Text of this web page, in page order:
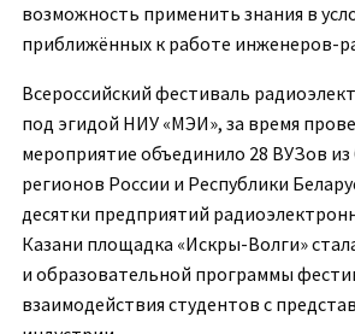
возможность применить знания в
приближённых к работе инженеров-
Всероссийский фестиваль
под эгидой НИУ «МЭИ», за время
мероприятие объединило 28 ВУЗов из
регионов России и Республики
десятки предприятий
Казани площадка «Искры-Волги»
и образовательной программы
взаимодействия студентов с